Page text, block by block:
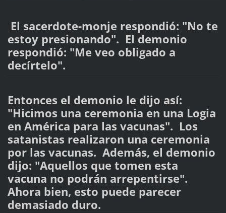
El sacerdote-monje respondió: "No te
estoy presionando". El demonio
respondió: "Me veo obligado a
decírtelo".
Entonces el demonio le dijo así:
"Hicimos una ceremonia en una Logia
en América para las vacunas". Los
satanistas realizaron una ceremonia
por las vacunas. Además, el demonio
dijo: "Aquellos que tomen esta
vacuna no podrán arrepentirse".
Ahora bien, esto puede parecer
demasiado duro.